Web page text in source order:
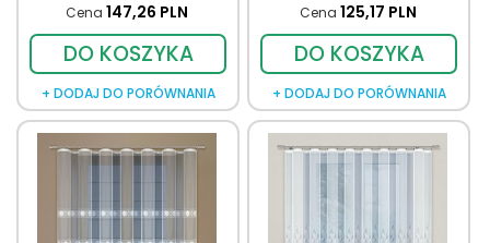
Cena 147,26 PLN
DO KOSZYKA
+ DODAJ DO PORÓWNANIA
Cena 125,17 PLN
DO KOSZYKA
+ DODAJ DO PORÓWNANIA